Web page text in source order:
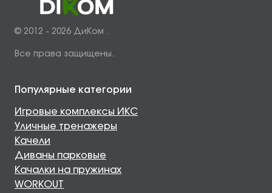
© 2012 - 2026 ДиКом .
Все права защищены.
Популярные категории
Игровые комплексы ИКС
Уличные тренажеры
Качели
Диваны парковые
Качалки на пружинах
WORKOUT